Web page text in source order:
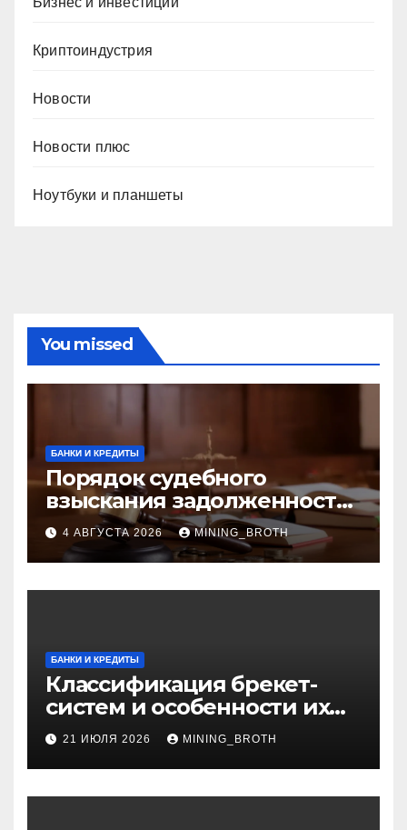
Криптоиндустрия
Новости
Новости плюс
Ноутбуки и планшеты
You missed
БАНКИ И КРЕДИТЫ
Порядок судебного
взыскания задолженности:
ключевые стадии и
нюансы
4 АВГУСТА 2026 MINING_BROTH
БАНКИ И КРЕДИТЫ
Классификация брекет-
систем и особенности их
установки
21 ИЮЛЯ 2026 MINING_BROTH